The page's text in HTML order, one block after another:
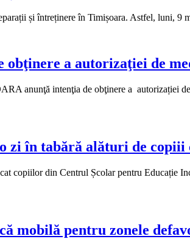
și întreținere în Timișoara. Astfel,
a autorizaţiei de
anunţă intenţia de obţinere a autorizației
zi în tabără alături de
copiilor din Centrul Școlar pentru Educație
mobilă pentru zonele